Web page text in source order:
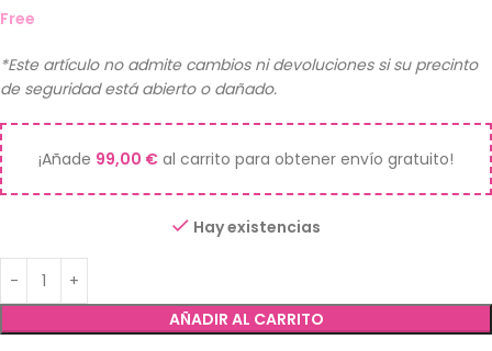
Free
*Este artículo no admite cambios ni devoluciones si su precinto
de seguridad está abierto o dañado.
¡Añade 99,00 € al carrito para obtener envío gratuito!
Hay existencias
AÑADIR AL CARRITO